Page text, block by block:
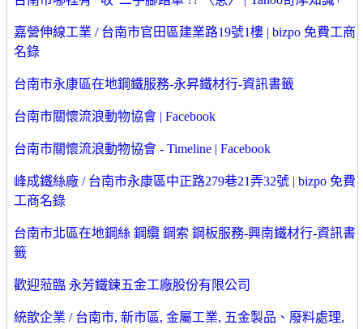
嘉營伸線工業 / 台南市官田區建業路19號1樓 | bizpo 免費工商
名錄
台南市永康區在地鋼鐵服務-永昇鐵材行-資訊書籤
台南市關懷流浪動物協會 | Facebook
台南市關懷流浪動物協會 - Timeline | Facebook
峰成鐵絲廠 / 台南市永康區中正路279巷21弄32號 | bizpo 免費
工商名錄
台南市北區在地鋼絲 鋼纜 鋼索 鋼板服務-興南鐵材行-資訊書
籤
歡迎蒞臨 永芳鐵鍊五金工廠股份有限公司
統歆企業 / 台南市, 新市區, 金屬工業, 五金製品、廢料處理,